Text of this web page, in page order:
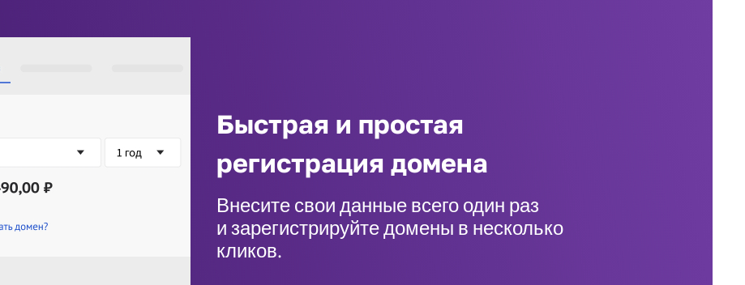
Быстрая и простая
регистрация домена
Внесите свои данные всего один раз
и зарегистрируйте домены в несколько
кликов.